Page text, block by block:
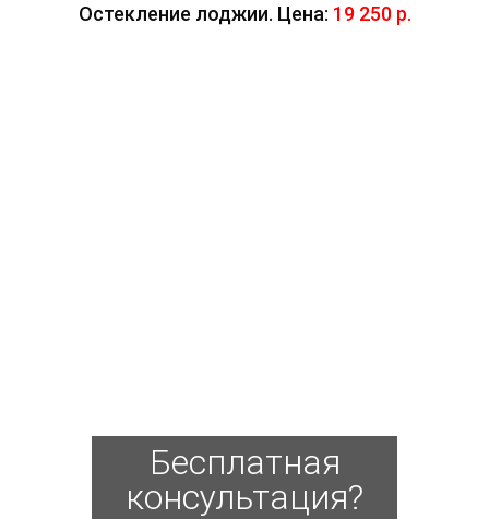
Остекление лоджии. Цена: 19 250 р.
Бесплатная
консультация?